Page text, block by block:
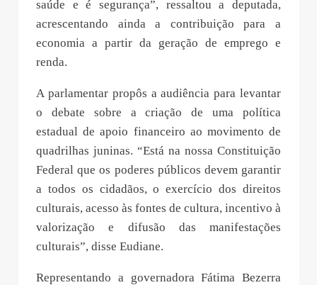
saúde e é segurança”, ressaltou a deputada,
acrescentando ainda a contribuição para a
economia a partir da geração de emprego e
renda.
A parlamentar propôs a audiência para levantar
o debate sobre a criação de uma política
estadual de apoio financeiro ao movimento de
quadrilhas juninas. “Está na nossa Constituição
Federal que os poderes públicos devem garantir
a todos os cidadãos, o exercício dos direitos
culturais, acesso às fontes de cultura, incentivo à
valorização e difusão das manifestações
culturais”, disse Eudiane.
Representando a governadora Fátima Bezerra